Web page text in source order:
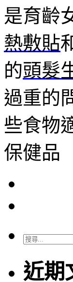
是育齡
熱敷貼
的頭髮
過重的
些食物
保健品
搜
關
鍵
近期